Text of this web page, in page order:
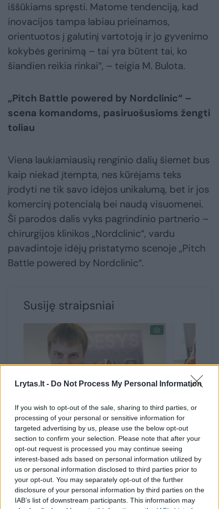
Lrytas.lt - Do Not Process My Personal Information
If you wish to opt-out of the sale, sharing to third parties, or
processing of your personal or sensitive information for
targeted advertising by us, please use the below opt-out
section to confirm your selection. Please note that after your
opt-out request is processed you may continue seeing
interest-based ads based on personal information utilized by
us or personal information disclosed to third parties prior to
your opt-out. You may separately opt-out of the further
disclosure of your personal information by third parties on the
IAB’s list of downstream participants. This information may
iššūkiams spręsti. Matome tendenciją, kad
inovacijos tampa labiau prieinamos,
orientuotos į galutinį vartotoją ir jo gyvenimo
kokybės gerinimą – tai yra būtent tai, ko
šiandien reikia rinkai“, – teigia M. Bulota.
„Pitch Battle powered by Nordclinic“ –
scena komandoms, pasiruošusioms žengti
toliau
Viena laukiamiausių renginio dalių šiemet bus
kaip niekad įtempta, nes kūrėjams teks
įrodyti ne tik savo idėjos unikalumą, bet ir jos
komercinį potencialą bei naudą visuomenei.
Ši parodos dalis vyks pagrindinio partnerio –
chirurgijos klinikos „Nordclinic“, vardu
pavadintoje idėjų pristatymo scenoje „Pitch
Battle powered by Nordclinic“.
Susiję straipsniai
Pažangios Lietuvos ateitį
kuria studentai
šunų